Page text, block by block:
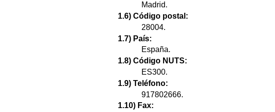
Madrid.
1.6) Código postal:
28004.
1.7) País:
España.
1.8) Código NUTS:
ES300.
1.9) Teléfono:
917802666.
1.10) Fax: